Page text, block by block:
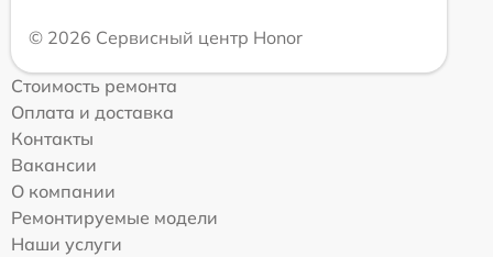
© 2026 Сервисный центр Honor
Стоимость ремонта
Оплата и доставка
Контакты
Вакансии
О компании
Ремонтируемые модели
Наши услуги